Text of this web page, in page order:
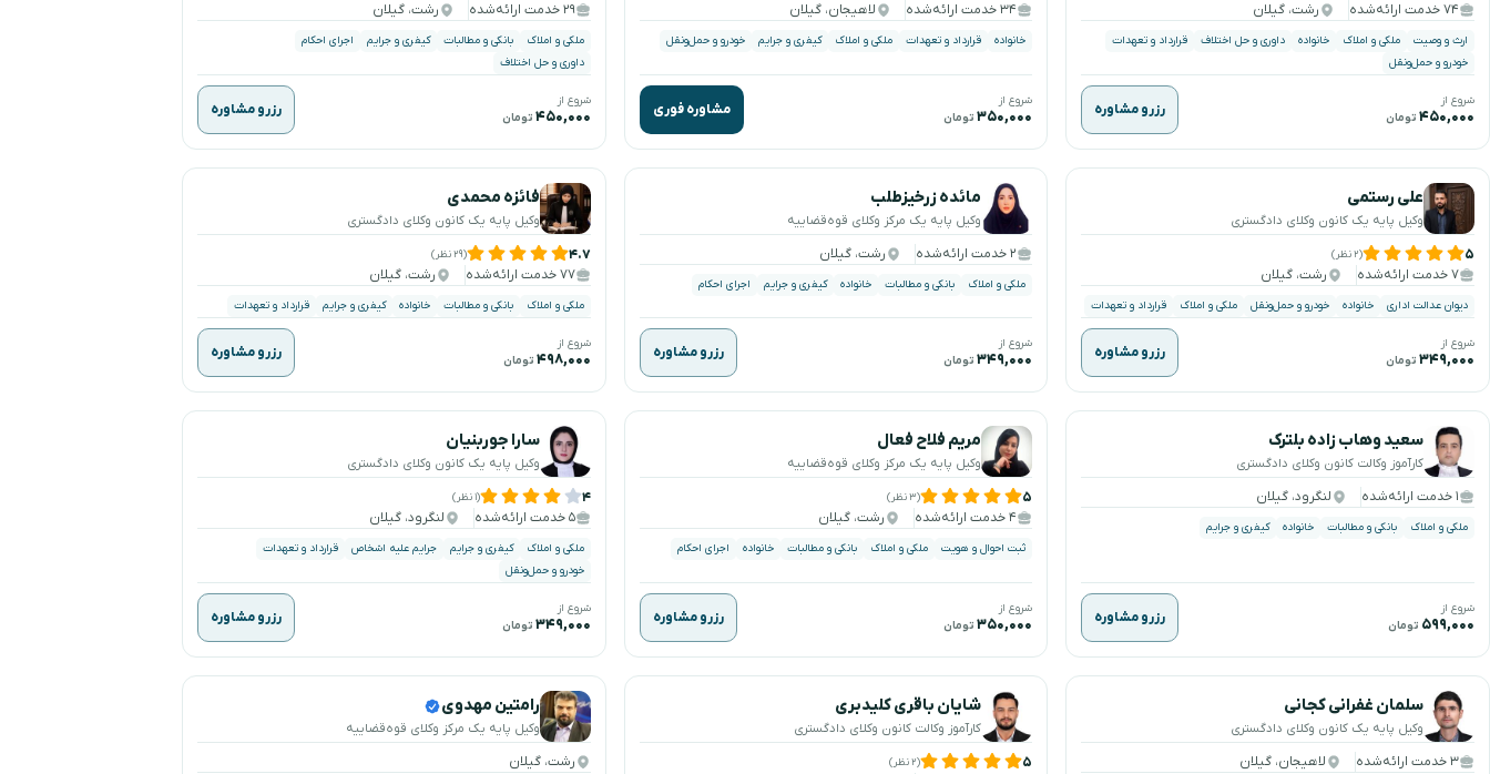
۷۴ خدمت ارائه‌شده رشت، گیلان
ارث و وصیت ملکی و املاک خانواده داوری و حل اختلاف
قرارداد و تعهدات
خودرو و حمل‌ونقل
شروع از
۴۵۰,۰۰۰ تومان رزرو مشاوره
۳۴ خدمت ارائه‌شده لاهیجان، گیلان
خانواده قرارداد و تعهدات ملکی و املاک کیفری و جرایم خودرو و حمل‌ونقل
شروع از
۳۵۰,۰۰۰ تومان مشاوره فوری
۲۹ خدمت ارائه‌شده رشت، گیلان
ملکی و املاک بانکی و مطالبات کیفری و جرایم
اجرای احکام
داوری و حل اختلاف
شروع از
۴۵۰,۰۰۰ تومان رزرو مشاوره
علی رستمی
وکیل پایه یک کانون وکلای دادگستری
۵ (۲ نظر)
۷ خدمت ارائه‌شده رشت، گیلان
دیوان عدالت اداری خانواده خودرو و حمل‌ونقل ملکی و املاک قرارداد و تعهدات
شروع از
۳۴۹,۰۰۰ تومان رزرو مشاوره
مائده زرخیزطلب
وکیل پایه یک مرکز وکلای قوه‌قضاییه
۲ خدمت ارائه‌شده رشت، گیلان
ملکی و املاک بانکی و مطالبات خانواده کیفری و جرایم اجرای احکام
شروع از
۳۴۹,۰۰۰ تومان رزرو مشاوره
فائزه محمدی
وکیل پایه یک کانون وکلای دادگستری
۴.۷ (۲۹ نظر)
۷۷ خدمت ارائه‌شده رشت، گیلان
ملکی و املاک بانکی و مطالبات خانواده کیفری و جرایم قرارداد و تعهدات
شروع از
۴۹۸,۰۰۰ تومان رزرو مشاوره
سعید وهاب زاده بلترک
کارآموز وکالت کانون وکلای دادگستری
۱ خدمت ارائه‌شده لنگرود، گیلان
ملکی و املاک بانکی و مطالبات خانواده کیفری و جرایم
شروع از
۵۹۹,۰۰۰ تومان رزرو مشاوره
مریم فلاح فعال
وکیل پایه یک مرکز وکلای قوه‌قضاییه
۵ (۳ نظر)
۴ خدمت ارائه‌شده رشت، گیلان
ثبت احوال و هویت ملکی و املاک بانکی و مطالبات خانواده اجرای احکام
شروع از
۳۵۰,۰۰۰ تومان رزرو مشاوره
سارا جوربنیان
وکیل پایه یک کانون وکلای دادگستری
۴ (۱ نظر)
۵ خدمت ارائه‌شده لنگرود، گیلان
ملکی و املاک کیفری و جرایم جرایم علیه اشخاص
قرارداد و تعهدات
خودرو و حمل‌ونقل
شروع از
۳۴۹,۰۰۰ تومان رزرو مشاوره
سلمان غفرانی کجانی
وکیل پایه یک کانون وکلای دادگستری
۳ خدمت ارائه‌شده لاهیجان، گیلان
شایان باقری کلیدبری
کارآموز وکالت کانون وکلای دادگستری
۵ (۲ نظر)
رامتین مهدوی
وکیل پایه یک مرکز وکلای قوه‌قضاییه
رشت، گیلان